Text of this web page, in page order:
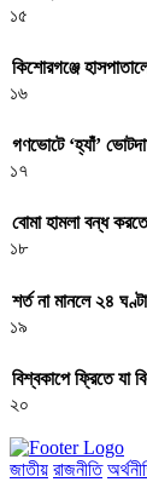
১৫
কিশোরগঞ্জে
১৬
গণভোটে ‘হ্যাঁ’
১৭
বোমা হামলা বন্ধ
১৮
শর্ত না মানলে ২৪
১৯
বিশ্বকাপে ফ্রিতে যা
২০
জাতীয় রাজনীতি